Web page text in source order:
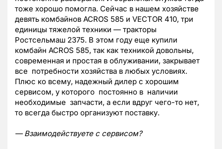
тоже хорошо помогла. Сейчас в нашем хозяйстве
девять комбайнов ACROS 585 и VECTOR 410, три
единицы тяжелой техники — тракторы
Ростсельмаш 2375. В этом году еще купили
комбайн ACROS 585, так как техникой довольны,
современная и простая в облуживании, закрывает
все потребности хозяйства в любых условиях.
Плюс ко всему, надежный дилер с хорошим
сервисом, у которого постоянно в наличии
необходимые запчасти, а если вдруг чего-то нет,
то всегда быстро организуют поставку.
— Взаимодействуете с сервисом?